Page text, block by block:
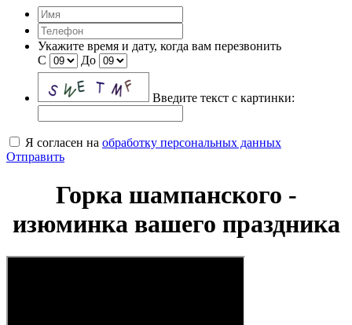
Укажите время и дату, когда вам перезвонить
С
До
Введите текст с картинки:
Я согласен на обработку персональных данных
Отправить
Горка шампанского -
изюминка вашего праздника